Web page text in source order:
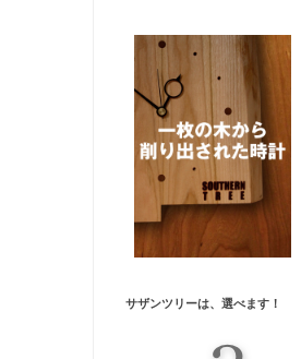
サザンツリーは、選べます！